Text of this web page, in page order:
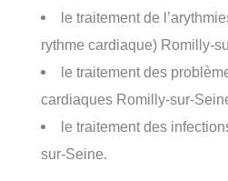
le traitement de
rythme cardiaque) Romilly-
le traitement des
cardiaques Romilly-sur-
le traitement des
sur-Seine.